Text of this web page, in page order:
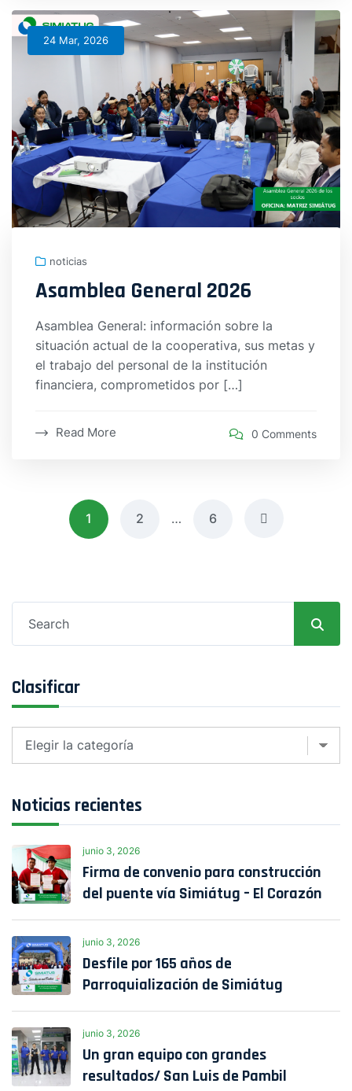
24 Mar, 2026
noticias
Asamblea General 2026
Asamblea General: información sobre la
situación actual de la cooperativa, sus metas y
el trabajo del personal de la institución
financiera, comprometidos por […]
Read More 0 Comments
Navegación
1 2 … 6
for:
Clasificar
Noticias recientes
junio 3, 2026
Firma de convenio para construcción
del puente vía Simiátug – El Corazón
junio 3, 2026
Desfile por 165 años de
Parroquialización de Simiátug
junio 3, 2026
Un gran equipo con grandes
resultados/ San Luis de Pambil